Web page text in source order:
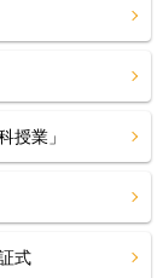
授業」
式